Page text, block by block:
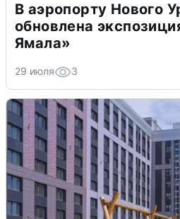
В аэропорту Нового
обновлена
Ямала»
29 июля 3